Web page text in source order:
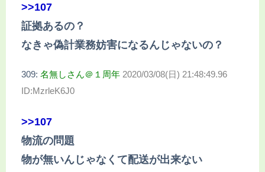
>>107
証拠あるの？
なきゃ偽計業務妨害になるんじゃないの？
309: 名無しさん＠１周年 2020/03/08(日) 21:48:49.96
ID:MzrleK6J0
>>107
物流の問題
物が無いんじゃなくて配送が出来ない